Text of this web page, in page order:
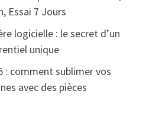
Essai 7 Jours
logicielle : le secret d’un
unique
: comment sublimer vos
avec des pièces